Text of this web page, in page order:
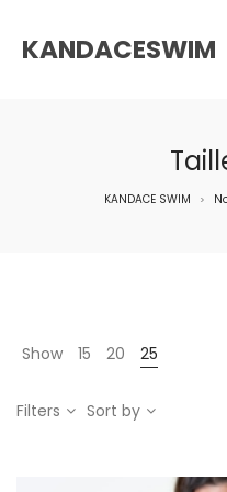
KANDACESWIM
KANDACE SWIM >
Show 15 20 25
Filters Sort by